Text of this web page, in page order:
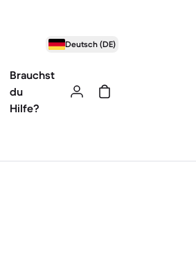
Deutsch (DE)
Brauchst
du
Hilfe?